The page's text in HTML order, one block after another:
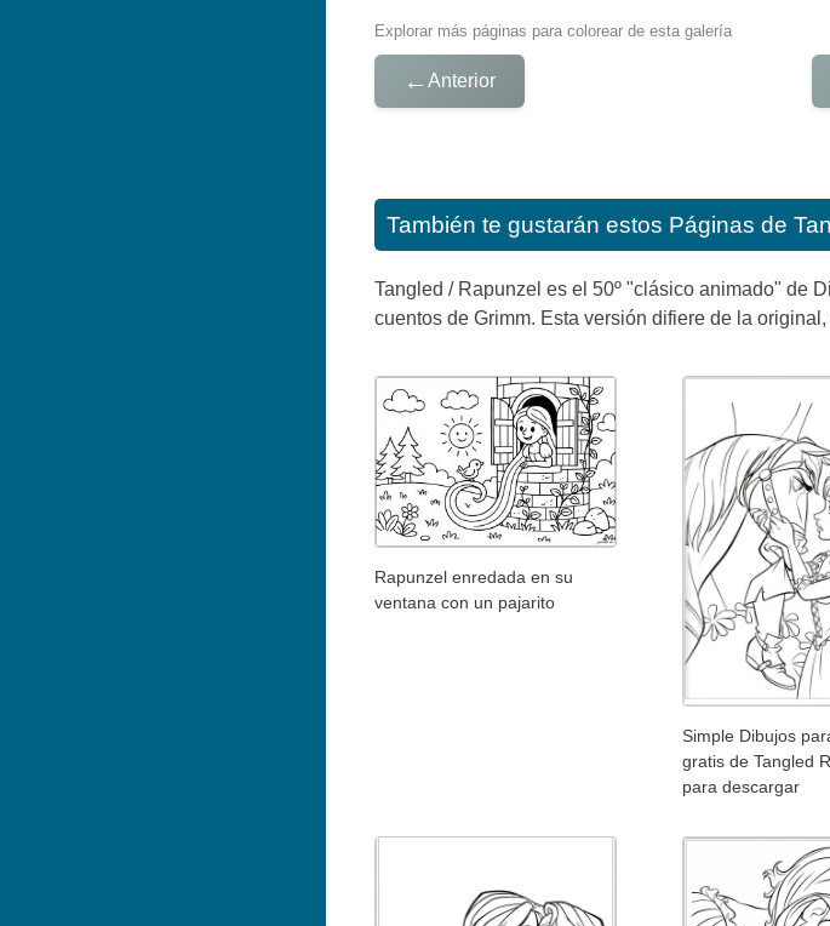
Explorar más páginas para colorear de esta galería
← Anterior
También te gustarán estos Páginas de
Tangled / Rapunzel es el 50º "clásico animado" de
cuentos de Grimm. Esta versión difiere de la
Rapunzel enredada en su
ventana con un pajarito
Simple Dibujos
gratis de Tangled
para descargar